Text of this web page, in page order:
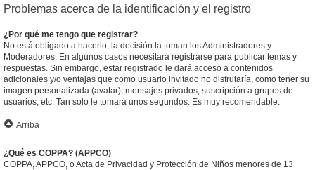
Problemas acerca de la identificación y el registro
¿Por qué me tengo que registrar?
No está obligado a hacerlo, la decisión la toman los Administradores y
Moderadores. En algunos casos necesitará registrarse para publicar temas y
respuestas. Sin embargo, estar registrado le dará acceso a contenidos
adicionales y/o ventajas que como usuario invitado no disfrutaría, como tener su
imagen personalizada (avatar), mensajes privados, suscripción a grupos de
usuarios, etc. Tan solo le tomará unos segundos. Es muy recomendable.
Arriba
¿Qué es COPPA? (APPCO)
COPPA, APPCO, o Acta de Privacidad y Protección de Niños menores de 13